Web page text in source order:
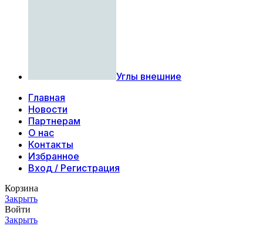
Углы внешние
Главная
Новости
Партнерам
О нас
Контакты
Избранное
Вход / Регистрация
Корзина
Закрыть
Войти
Закрыть